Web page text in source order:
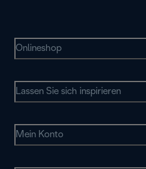
Onlineshop
Lassen Sie sich inspirieren
Mein Konto